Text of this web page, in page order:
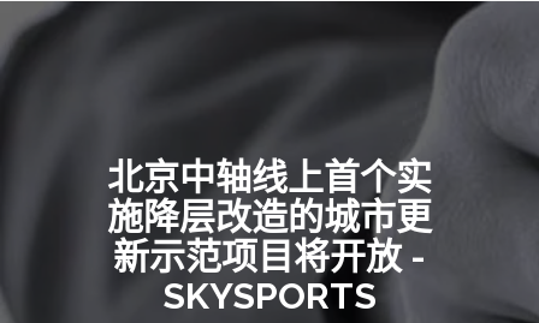
北京中轴线上首个实
施降层改造的城市更
新示范项目将开放 -
SKYSPORTS